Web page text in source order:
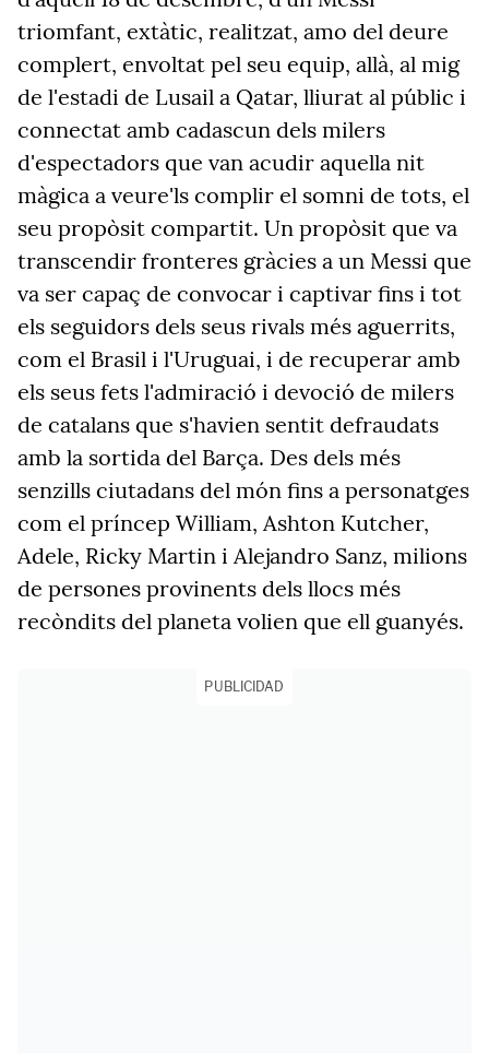
triomfant, extàtic, realitzat, amo del deure
complert, envoltat pel seu equip, allà, al mig
de l'estadi de Lusail a Qatar, lliurat al públic i
connectat amb cadascun dels milers
d'espectadors que van acudir aquella nit
màgica a veure'ls complir el somni de tots, el
seu propòsit compartit. Un propòsit que va
transcendir fronteres gràcies a un Messi que
va ser capaç de convocar i captivar fins i tot
els seguidors dels seus rivals més aguerrits,
com el Brasil i l'Uruguai, i de recuperar amb
els seus fets l'admiració i devoció de milers
de catalans que s'havien sentit defraudats
amb la sortida del Barça. Des dels més
senzills ciutadans del món fins a personatges
com el príncep William, Ashton Kutcher,
Adele, Ricky Martin i Alejandro Sanz, milions
de persones provinents dels llocs més
recòndits del planeta volien que ell guanyés.
PUBLICIDAD